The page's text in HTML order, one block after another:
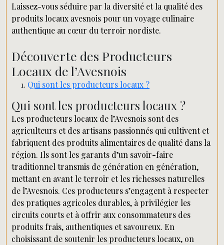
Laissez-vous séduire par la diversité et la qualité des
produits locaux avesnois pour un voyage culinaire
authentique au cœur du terroir nordiste.
Découverte des Producteurs
Locaux de l’Avesnois
Qui sont les producteurs locaux ?
Qui sont les producteurs locaux ?
Les producteurs locaux de l’Avesnois sont des
agriculteurs et des artisans passionnés qui cultivent et
fabriquent des produits alimentaires de qualité dans la
région. Ils sont les garants d’un savoir-faire
traditionnel transmis de génération en génération,
mettant en avant le terroir et les richesses naturelles
de l’Avesnois. Ces producteurs s’engagent à respecter
des pratiques agricoles durables, à privilégier les
circuits courts et à offrir aux consommateurs des
produits frais, authentiques et savoureux. En
choisissant de soutenir les producteurs locaux, on